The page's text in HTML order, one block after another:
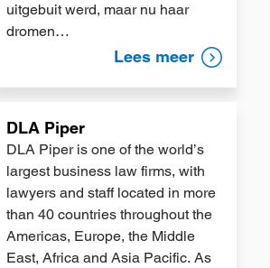
uitgebuit werd, maar nu haar
dromen…
Lees meer
DLA Piper
DLA Piper is one of the world’s
largest business law firms, with
lawyers and staff located in more
than 40 countries throughout the
Americas, Europe, the Middle
East, Africa and Asia Pacific. As
meer